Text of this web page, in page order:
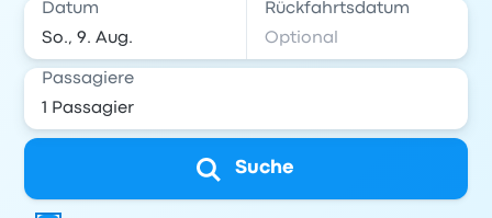
Datum Rückfahrtsdatum
Passagiere
Suche